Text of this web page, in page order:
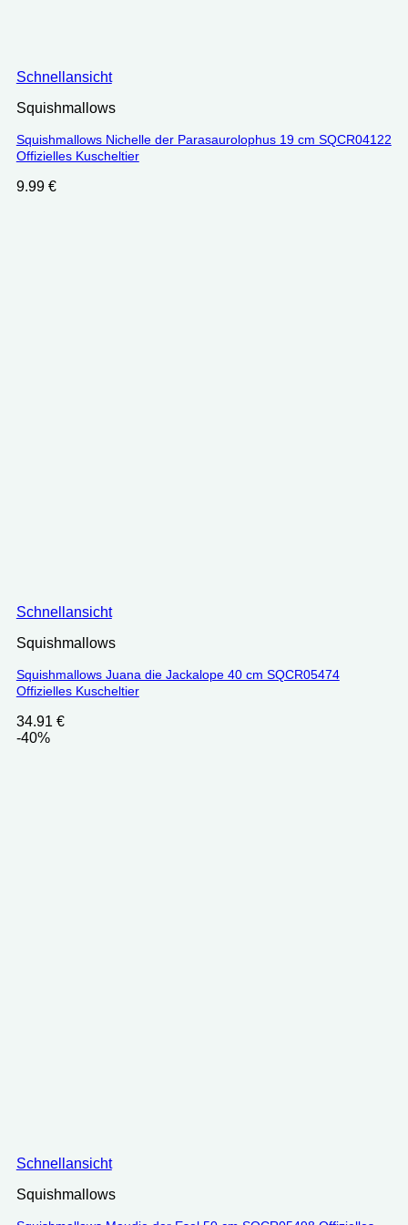
Schnellansicht
Squishmallows
Squishmallows Nichelle der Parasaurolophus 19 cm SQCR04122
Offizielles Kuscheltier
9.99 €
Schnellansicht
Squishmallows
Squishmallows Juana die Jackalope 40 cm SQCR05474
Offizielles Kuscheltier
34.91 €
-40%
Schnellansicht
Squishmallows